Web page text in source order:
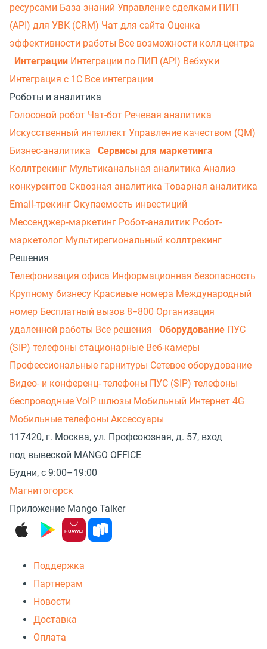
ресурсами База знаний Управление сделками ПИП
(API) для УВК (CRM) Чат для сайта Оценка
эффективности работы Все возможности колл-центра
Интеграции Интеграции по ПИП (API) Вебхуки
Интеграция с 1С Все интеграции
Роботы и аналитика
Голосовой робот Чат-бот Речевая аналитика
Искусственный интеллект Управление качеством (QM)
Бизнес-аналитика
Сервисы для маркетинга
Коллтрекинг Мультиканальная аналитика Анализ
конкурентов Сквозная аналитика Товарная аналитика
Email-трекинг Окупаемость инвестиций
Мессенджер‑маркетинг Робот-аналитик Робот-
маркетолог Мультирегиональный коллтрекинг
Решения
Телефонизация офиса Информационная безопасность
Крупному бизнесу Красивые номера Международный
номер Бесплатный вызов 8−800 Организация
удаленной работы Все решения Оборудование ПУС
(SIP) телефоны стационарные Веб-камеры
Профессиональные гарнитуры Сетевое оборудование
Видео- и конференц- телефоны ПУС (SIP) телефоны
беспроводные VoIP шлюзы Мобильный Интернет 4G
Мобильные телефоны Аксессуары
117420, г. Москва, ул. Профсоюзная, д. 57, вход
под вывеской MANGO OFFICE
Будни, с 9:00–19:00
Магнитогорск
Приложение Mango Talker
Поддержка
Партнерам
Новости
Доставка
Оплата